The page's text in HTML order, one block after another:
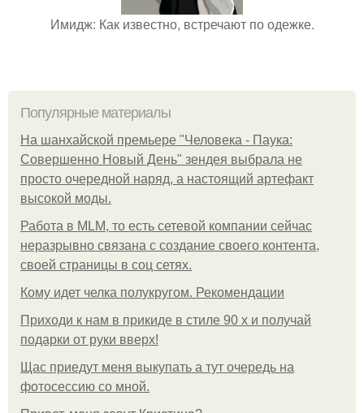
Имидж: Как известно, встречают по одежке.
Популярные материалы
На шанхайской премьере "Человека - Паука:
Совершенно Новый День" зендея выбрала не
просто очередной наряд, а настоящий артефакт
высокой моды.
Работа в MLM, то есть сетевой компании сейчас
неразрывно связана с создание своего контента,
своей страницы в соц сетях.
Кому идет челка полукругом. Рекомендации
Приходи к нам в прикиде в стиле 90 х и получай
подарки от руки вверх!
Щас приедут меня выкупать а тут очередь на
фотосессию со мной.